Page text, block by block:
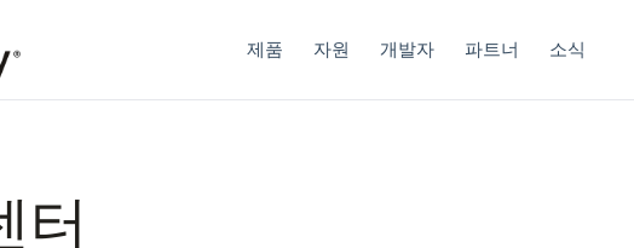
제품 자원 개발자 파트너 소식
터